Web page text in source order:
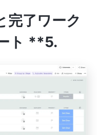
了ワーク
ト **5.